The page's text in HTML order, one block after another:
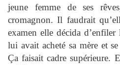
jeune femme de ses
cromagnon. Il faudrait
examen elle décida
lui avait acheté sa mère et
Ça faisait cadre supérieure.